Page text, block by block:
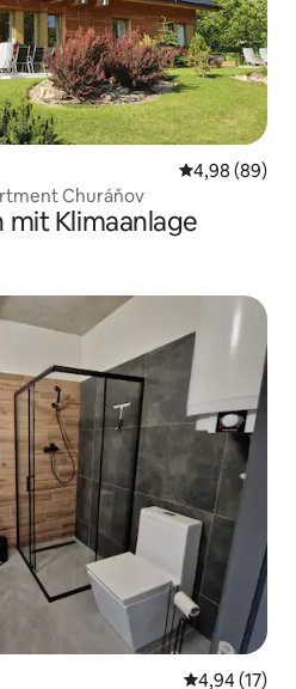
4,98 (89)
Churáňov
Klimaanlage
4,94 (17)